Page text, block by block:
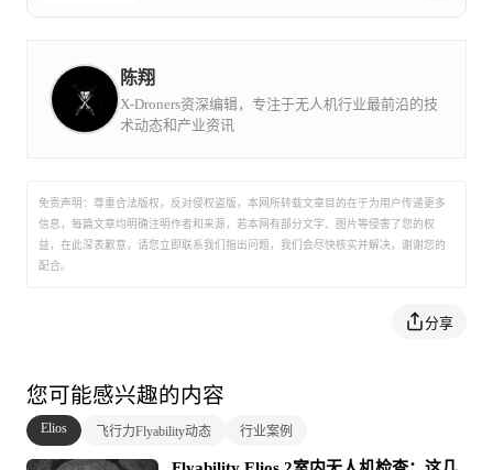
检查员提供了检查方案的框架。但是，对于某些检查，法
律会要求严格遵守所描述的API标准，并应有正式检查机
构的认证代表出席并签字，以确保检查过程是根据相关
后面的检查通常都是一些高风险的资产，检查不善/维护不
善可能会导致爆炸或其他灾难。
压力容器属于这一类。如果压力容器破裂，它可能会引发
API 510是许多国家（包括美国）在检查过程中要求正式检
查机构代表在场的标准之一，API 510详细说明了压力容器
检查标准，通过执行符合标准的检查，就能确保压力容器
化工，海事行业，公共设施，特检，公共安全等行
人机，它使工业公司和检验员可以减少停机时间，检
验成本和对工人的风险。 Flyability在50多个国家/地
区的发电，石油和天然气，化工，海事，基础设施和
公共事业以及公共安全领域拥有数百名客户，
Flyability处于业界前沿并继续引领商业室内无人机领
陈翔
X-Droners资深编辑，专注于无人机行业最前沿的技
术动态和产业资讯
免责声明：尊重合法版权，反对侵权盗版，本网所转载文章目的在于为用户传递更多
信息，每篇文章均明确注明作者和来源，若本网有部分文字、图片等侵害了您的权
益，在此深表歉意，请您立即联系我们指出问题，我们会尽快核实并解决，谢谢您的
配合。
分享
您可能感兴趣的内容
Elios 飞行力Flyability动态 行业案例